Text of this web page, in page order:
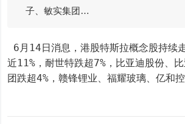
子、敏实集团…
近11%，耐世特跌超7%，比亚迪股份、
团跌超4%，赣锋锂业、福耀玻璃、亿和控